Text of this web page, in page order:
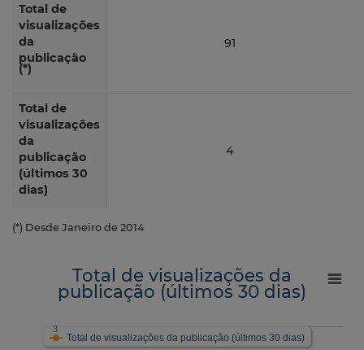
Total de
visualizações
da
publicação
(*)
91
Total de
visualizações
da
publicação
(últimos 30
dias)
4
(*) Desde Janeiro de 2014
Total de visualizações da
publicação (últimos 30 dias)
Total de visualizações da publicação (últimos 30 dias)
3